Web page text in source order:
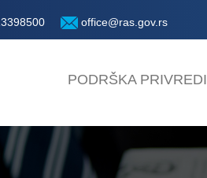
office@ras.gov.rs
PODRŠKA PRIVREDI